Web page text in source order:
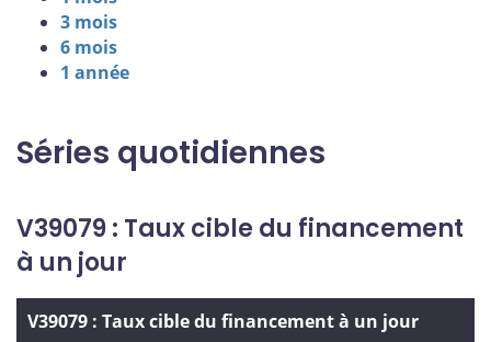
3 mois
6 mois
1 année
Séries quotidiennes
V39079 : Taux cible du financement
à un jour
V39079 : Taux cible du financement à un jour